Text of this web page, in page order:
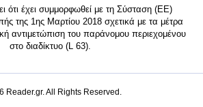
ότι έχει συμμορφωθεί με τη Σύσταση (ΕΕ)
της 1ης Μαρτίου 2018 σχετικά με τα μέτρα
αντιμετώπιση του παράνομου περιεχομένου
στο διαδίκτυο (L 63).
Reader.gr. All Rights Reserved.